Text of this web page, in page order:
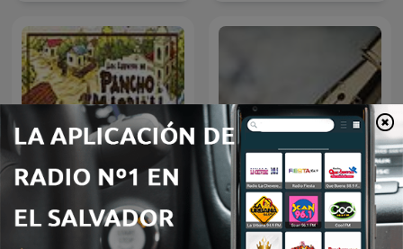
Pancho Madrigal Historia